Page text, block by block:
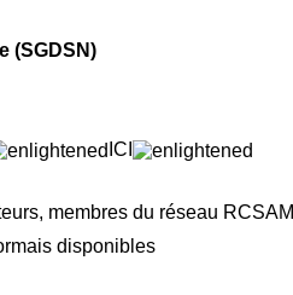
(SGDSN)
ICI
membres du réseau RCSAM
disponibles